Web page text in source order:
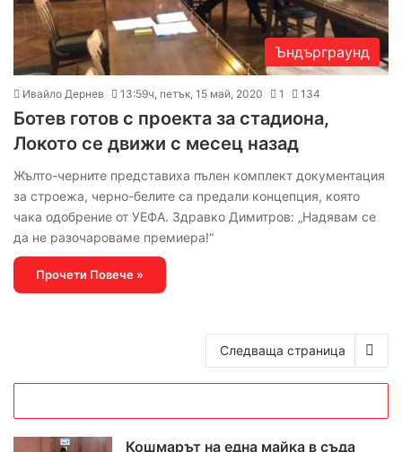
Ъндърграунд
Ивайло Дернев 13:59ч, петък, 15 май, 2020 1 134
Ботев готов с проекта за стадиона,
Локото се движи с месец назад
Жълто-черните представиха пълен комплект документация
за строежа, черно-белите са предали концепция, която
чака одобрение от УЕФА. Здравко Димитров: „Надявам се
да не разочароваме премиера!“
Прочети Повече »
Следваща страница
Кошмарът на една майка в съда